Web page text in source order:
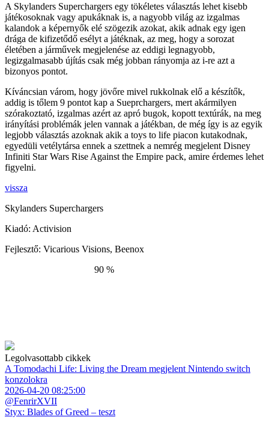
A Skylanders Superchargers egy tökéletes választás lehet kisebb
játékosoknak vagy apukáknak is, a nagyobb világ az izgalmas
kalandok a képernyők elé szögezik azokat, akik adnak egy igen
drága de kifizetődő esélyt a játéknak, az meg, hogy a sorozat
életében a járművek megjelenése az eddigi legnagyobb,
legizgalmasabb újítás csak még jobban rányomja az i-re azt a
bizonyos pontot.
Kíváncsian várom, hogy jövőre mivel rukkolnak elő a készítők,
addig is tőlem 9 pontot kap a Sueprchargers, mert akármilyen
szórakoztató, izgalmas azért az apró bugok, kopott textúrák, na meg
irányítási problémák jelen vannak a játékban, de még így is az egyik
legjobb választás azoknak akik a toys to life piacon kutakodnak,
egyedüli vetélytársa ennek a szettnek a nemrég megjelent Disney
Infiniti Star Wars Rise Against the Empire pack, amire érdemes lehet
figyelni.
vissza
Skylanders Superchargers
Kiadó: Activision
Fejlesztő: Vicarious Visions, Beenox
90 %
Legolvasottabb cikkek
A Tomodachi Life: Living the Dream megjelent Nintendo switch
konzolokra
2026-04-20 08:25:00
@FenrirXVII
Styx: Blades of Greed – teszt